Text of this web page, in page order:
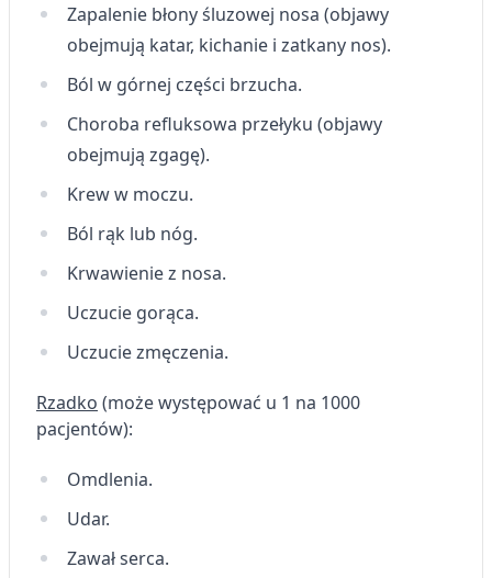
Zapalenie błony śluzowej nosa (objawy
obejmują katar, kichanie i zatkany nos).
Ból w górnej części brzucha.
Choroba refluksowa przełyku (objawy
obejmują zgagę).
Krew w moczu.
Ból rąk lub nóg.
Krwawienie z nosa.
Uczucie gorąca.
Uczucie zmęczenia.
Rzadko (może występować u 1 na 1000
pacjentów):
Omdlenia.
Udar.
Zawał serca.